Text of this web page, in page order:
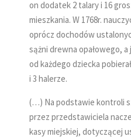
on dodatek 2 talary i 16
mieszkania. W 1768r.
oprócz dochodów
sążni drewna opałowego,
od każdego dziecka
i 3 halerze.
(…) Na podstawie kontroli
przez przedstawiciela
kasy miejskiej, dotyczącej